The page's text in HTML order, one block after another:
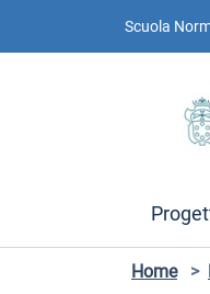
Scuola
Home >